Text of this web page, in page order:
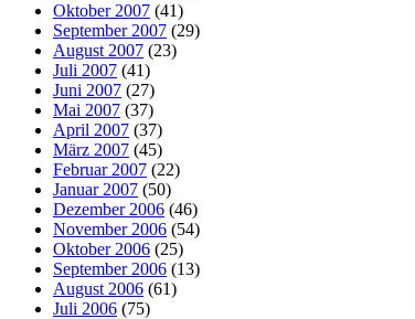
Oktober 2007 (41)
September 2007 (29)
August 2007 (23)
Juli 2007 (41)
Juni 2007 (27)
Mai 2007 (37)
April 2007 (37)
März 2007 (45)
Februar 2007 (22)
Januar 2007 (50)
Dezember 2006 (46)
November 2006 (54)
Oktober 2006 (25)
September 2006 (13)
August 2006 (61)
Juli 2006 (75)